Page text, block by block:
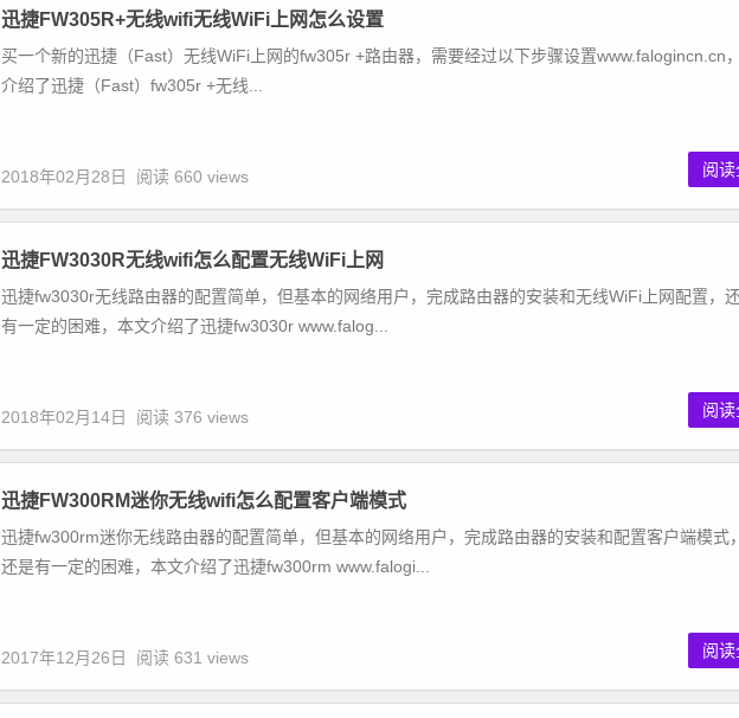
迅捷FW305R+无线wifi无线WiFi上网怎么设置
买一个新的迅捷（Fast）无线WiFi上网的fw305r +路由器，需要经过以下步骤设置www.falogincn.cn，
介绍了迅捷（Fast）fw305r +无线...
2018年02月28日 阅读 660 views 阅
迅捷FW3030R无线wifi怎么配置无线WiFi上网
迅捷fw3030r无线路由器的配置简单，但基本的网络用户，完成路由器的安装和无线WiFi上网配置，
有一定的困难，本文介绍了迅捷fw3030r www.falog...
2018年02月14日 阅读 376 views 阅
迅捷FW300RM迷你无线wifi怎么配置客户端模式
迅捷fw300rm迷你无线路由器的配置简单，但基本的网络用户，完成路由器的安装和配置客户端模式，
还是有一定的困难，本文介绍了迅捷fw300rm www.falogi...
2017年12月26日 阅读 631 views 阅